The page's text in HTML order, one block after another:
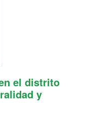
el distrito
y